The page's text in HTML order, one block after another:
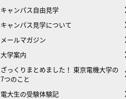
キャンパス自由見学
キャンパス見学について
メールマガジン
大学案内
ざっくりまとめました！ 東京電機大学の
7つのこと
電大生の受験体験記